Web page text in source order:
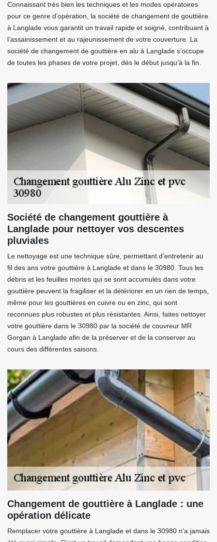
Connaissant très bien les techniques et les modes opératoires
pour ce genre d’opération, la société de changement de gouttière
à Langlade vous garantit un travail rapide et soigné, contribuant à
l’assainissement et au rajeunissement de votre couverture. La
société de changement de gouttière en alu à Langlade s’occupe
de toutes les phases de votre projet, dès le début jusqu’à la fin.
Société de changement gouttière à
Langlade pour nettoyer vos descentes
pluviales
Le nettoyage est une technique sûre, permettant d’entretenir au
fil des ans votre gouttière à Langlade et dans le 30980. Tous les
débris et les feuilles mortes qui se sont accumulés dans votre
gouttière peuvent la fragiliser et la détériorer en un rien de temps,
même pour les gouttières en cuivre ou en zinc, qui sont
reconnues plus robustes et plus résistantes. Ainsi, faites nettoyer
votre gouttière dans le 30980 par la société de couvreur MR
Gorgan à Langlade afin de la préserver et de la conserver au
cours des différentes saisons.
Changement de gouttière à Langlade : une
opération délicate
Remplacer votre gouttière à Langlade et dans le 30980 n’a jamais